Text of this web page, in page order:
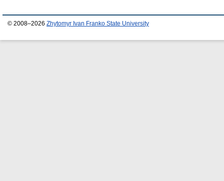
© 2008–2026 Zhytomyr Ivan Franko State University